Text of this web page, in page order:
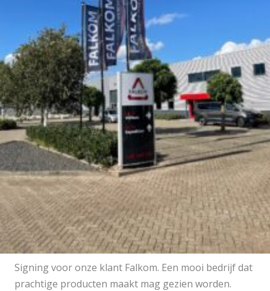
Signing voor onze klant Falkom. Een mooi bedrijf dat
prachtige producten maakt mag gezien worden.